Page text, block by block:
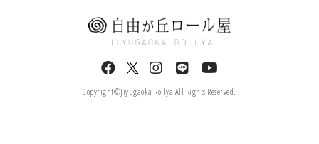
Copyright©Jiyugaoka Rollya All Rights Reserved.